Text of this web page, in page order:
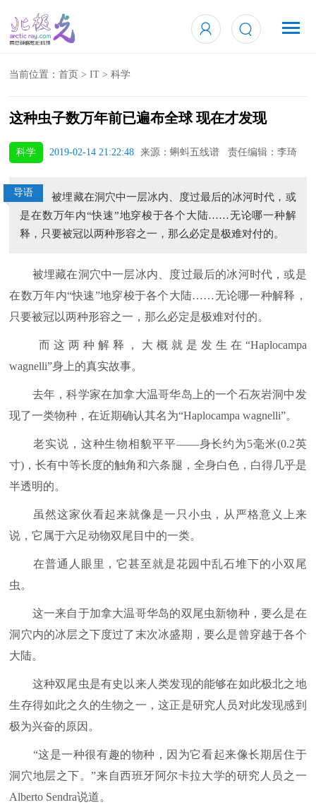
当前位置：首页 >IT >科学
这种虫子数万年前已遍布全球 现在才发现
科学 2019-02-14 21:22:48 来源：蝌蚪五线谱 责任编辑：李琦
导语
被埋藏在洞穴中一层冰内、度过最后的冰河时代，或
是在数万年内“快速”地穿梭于各个大陆……无论哪一种解
释，只要被冠以两种形容之一，那么必定是极难对付的。
被埋藏在洞穴中一层冰内、度过最后的冰河时代，或是
在数万年内“快速”地穿梭于各个大陆……无论哪一种解释，
只要被冠以两种形容之一，那么必定是极难对付的。
而这两种解释，大概就是发生在“Haplocampa
wagnelli”身上的真实故事。
去年，科学家在加拿大温哥华岛上的一个石灰岩洞中发
现了一类物种，在近期确认其名为“Haplocampa wagnelli”。
老实说，这种生物相貌平平——身长约为5毫米(0.2英
寸)，长有中等长度的触角和六条腿，全身白色，白得几乎是
半透明的。
虽然这家伙看起来就像是一只小虫，从严格意义上来
说，它属于六足动物双尾目中的一类。
在普通人眼里，它甚至就是花园中乱石堆下的小双尾
虫。
这一来自于加拿大温哥华岛的双尾虫新物种，要么是在
洞穴内的冰层之下度过了末次冰盛期，要么是曾穿越于各个
大陆。
这种双尾虫是有史以来人类发现的能够在如此极北之地
生存得如此之久的生物之一，这正是研究人员对此发现感到
极为兴奋的原因。
“这是一种很有趣的物种，因为它看起来像长期居住于
洞穴地层之下。”来自西班牙阿尔卡拉大学的研究人员之一
Alberto Sendra说道。